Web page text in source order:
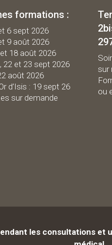
formations :
6 sept 2026
9 août 2026
18 août 2026
22 et 23 sept 2026
août 2026
d’Isis : 19 sept 26
sur demande
sur
ou
les consultations et